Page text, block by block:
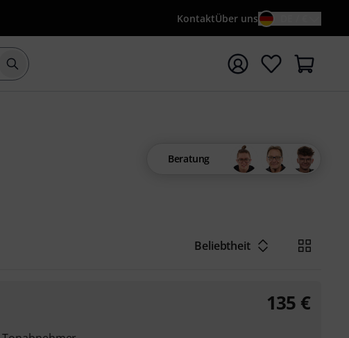
KontaktÜber uns
Suche mit Suchwort {searchTerm} starten
Beratung
Beliebtheit
135 €